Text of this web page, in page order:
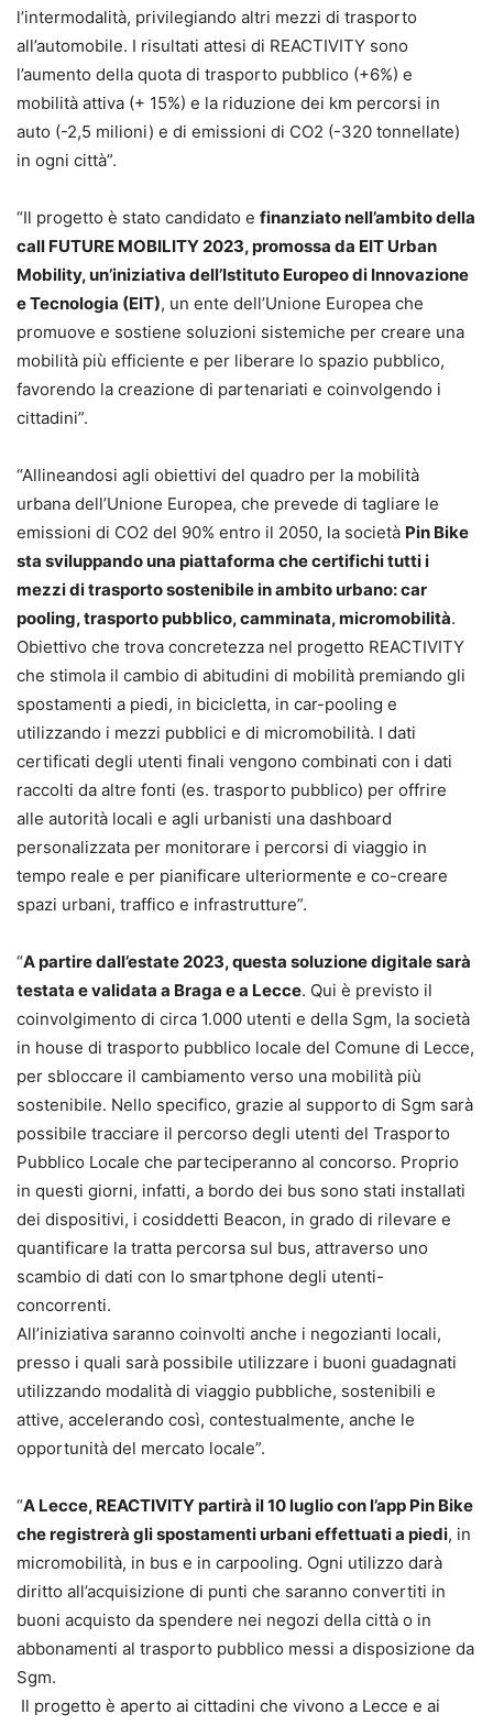
l’intermodalità, privilegiando altri mezzi di trasporto
all’automobile. I risultati attesi di REACTIVITY sono
l’aumento della quota di trasporto pubblico (+6%) e
mobilità attiva (+ 15%) e la riduzione dei km percorsi in
auto (-2,5 milioni) e di emissioni di CO2 (-320 tonnellate)
in ogni città”.
“Il progetto è stato candidato e finanziato nell’ambito della
call FUTURE MOBILITY 2023, promossa da EIT Urban
Mobility, un’iniziativa dell’Istituto Europeo di Innovazione
e Tecnologia (EIT), un ente dell’Unione Europea che
promuove e sostiene soluzioni sistemiche per creare una
mobilità più efficiente e per liberare lo spazio pubblico,
favorendo la creazione di partenariati e coinvolgendo i
cittadini”.
“Allineandosi agli obiettivi del quadro per la mobilità
urbana dell’Unione Europea, che prevede di tagliare le
emissioni di CO2 del 90% entro il 2050, la società Pin Bike
sta sviluppando una piattaforma che certifichi tutti i
mezzi di trasporto sostenibile in ambito urbano: car
pooling, trasporto pubblico, camminata, micromobilità.
Obiettivo che trova concretezza nel progetto REACTIVITY
che stimola il cambio di abitudini di mobilità premiando gli
spostamenti a piedi, in bicicletta, in car-pooling e
utilizzando i mezzi pubblici e di micromobilità. I dati
certificati degli utenti finali vengono combinati con i dati
raccolti da altre fonti (es. trasporto pubblico) per offrire
alle autorità locali e agli urbanisti una dashboard
personalizzata per monitorare i percorsi di viaggio in
tempo reale e per pianificare ulteriormente e co-creare
spazi urbani, traffico e infrastrutture”.
“A partire dall’estate 2023, questa soluzione digitale sarà
testata e validata a Braga e a Lecce. Qui è previsto il
coinvolgimento di circa 1.000 utenti e della Sgm, la società
in house di trasporto pubblico locale del Comune di Lecce,
per sbloccare il cambiamento verso una mobilità più
sostenibile. Nello specifico, grazie al supporto di Sgm sarà
possibile tracciare il percorso degli utenti del Trasporto
Pubblico Locale che parteciperanno al concorso. Proprio
in questi giorni, infatti, a bordo dei bus sono stati installati
dei dispositivi, i cosiddetti Beacon, in grado di rilevare e
quantificare la tratta percorsa sul bus, attraverso uno
scambio di dati con lo smartphone degli utenti-
concorrenti.
All’iniziativa saranno coinvolti anche i negozianti locali,
presso i quali sarà possibile utilizzare i buoni guadagnati
utilizzando modalità di viaggio pubbliche, sostenibili e
attive, accelerando così, contestualmente, anche le
opportunità del mercato locale”.
“A Lecce, REACTIVITY partirà il 10 luglio con l’app Pin Bike
che registrerà gli spostamenti urbani effettuati a piedi, in
micromobilità, in bus e in carpooling. Ogni utilizzo darà
diritto all’acquisizione di punti che saranno convertiti in
buoni acquisto da spendere nei negozi della città o in
abbonamenti al trasporto pubblico messi a disposizione da
Sgm.
Il progetto è aperto ai cittadini che vivono a Lecce e ai